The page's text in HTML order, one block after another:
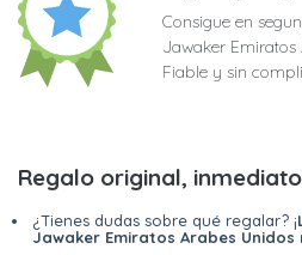
Consigue en
Jawaker Emiratos
Fiable y sin
Regalo original,
¿Tienes dudas sobre qué regalar? ¡
Jawaker Emiratos Arabes